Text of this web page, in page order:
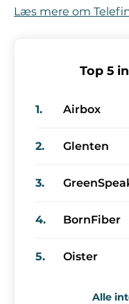
Læs mere om
Top 5
1. Airbox
2. Glenten
3.
4. BornFiber
5. Oister
Alle